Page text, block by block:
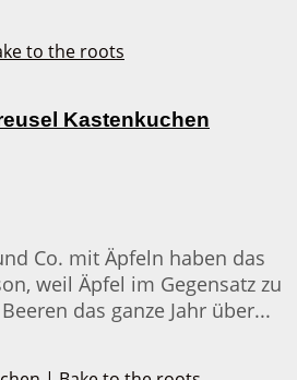
Kastenkuchen
Co. mit Äpfeln haben das
weil Äpfel im Gegensatz zu
das ganze Jahr über...